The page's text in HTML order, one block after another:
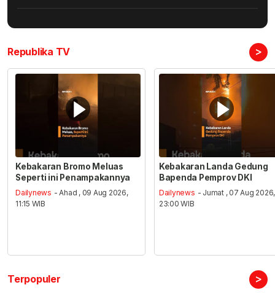
Republika TV >
Kebakaran Bromo Meluas
Seperti ini Penampakannya
Dailynews - Ahad , 09 Aug 2026,
11:15 WIB
Kebakaran Landa Gedung
Bapenda Pemprov DKI
Dailynews - Jumat , 07 Aug 2026,
23:00 WIB
Terpopuler >